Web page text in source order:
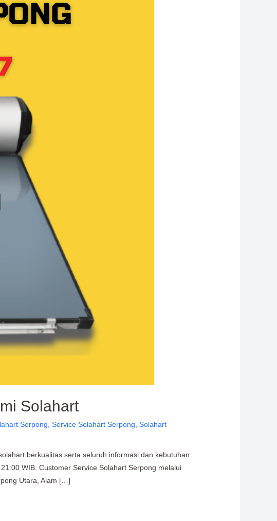
Solahart
Serpong ,Service Solahart Serpong ,Solahart
berkualitas serta seluruh informasi dan kebutuhan
WIB. Customer Service Solahart Serpong melalui
Utara, Alam […]